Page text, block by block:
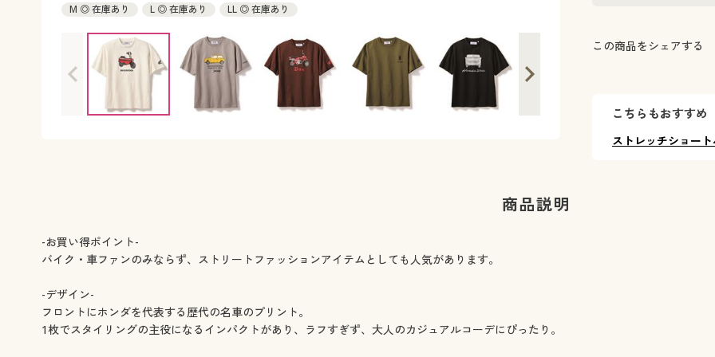
M ◎ 在庫あり L ◎ 在庫あり LL ◎ 在庫あり
この商品をシェアする
こちらもおすすめ
ストレッチショー
商品説明
-お買い得ポイント-
バイク・車ファンのみならず、ストリートファッションアイテムとしても人気があります。
-デザイン-
フロントにホンダを代表する歴代の名車のプリント。
1枚でスタイリングの主役になるインパクトがあり、ラフすぎず、大人のカジュアルコーデにぴったり。